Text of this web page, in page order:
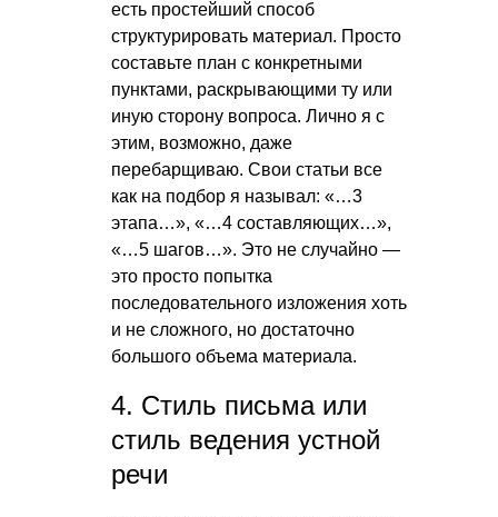
есть простейший способ
структурировать материал. Просто
составьте план с конкретными
пунктами, раскрывающими ту или
иную сторону вопроса. Лично я с
этим, возможно, даже
перебарщиваю. Свои статьи все
как на подбор я называл: «…3
этапа…», «…4 составляющих…»,
«…5 шагов…». Это не случайно —
это просто попытка
последовательного изложения хоть
и не сложного, но достаточно
большого объема материала.
4. Стиль письма или
стиль ведения устной
речи